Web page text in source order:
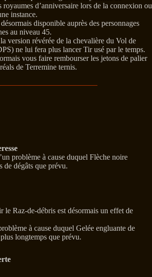
royaumes d’anniversaire lors de la connexion ou
instance.
disponible auprès des personnages
au niveau 45.
version révérée de la chevalière du Vol de
ne lui fera plus lancer Tir usé par le temps.
vous faire rembourser les jetons de palier
de Terremine ternis.
problème à cause duquel Flèche noire
de dégâts que prévu.
le Raz-de-débris est désormais un effet de
à cause duquel Gelée engluante de
longtemps que prévu.